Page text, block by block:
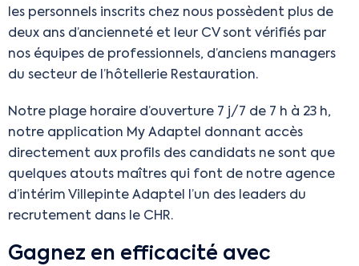
les personnels inscrits chez nous possèdent plus de
deux ans d’ancienneté et leur CV sont vérifiés par
nos équipes de professionnels, d’anciens managers
du secteur de l’hôtellerie Restauration.
Notre plage horaire d’ouverture 7 j/7 de 7 h à 23 h,
notre application My Adaptel donnant accès
directement aux profils des candidats ne sont que
quelques atouts maîtres qui font de notre agence
d’intérim Villepinte Adaptel l’un des leaders du
recrutement dans le CHR.
Gagnez en efficacité avec